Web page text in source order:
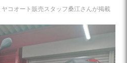
コオート販売スタッフ桑江さんが掲載